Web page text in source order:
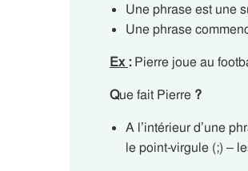
Une phrase est une
Une phrase
Ex: Pierre joue au
Que fait Pierre ?
A l’intérieur d’une
le point-virgule (;) –